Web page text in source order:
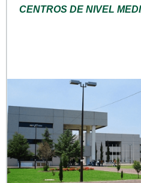
CENTROS DE NIVEL